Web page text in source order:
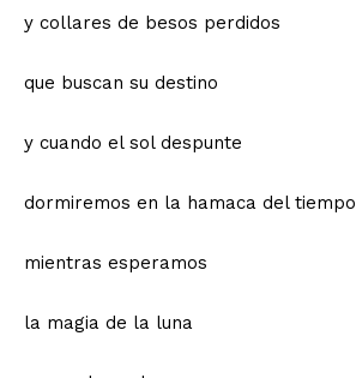
y collares de besos perdidos
que buscan su destino
y cuando el sol despunte
dormiremos en la hamaca del tiempo
mientras esperamos
la magia de la luna